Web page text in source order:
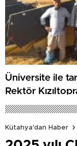
Üniversite ile
Rektör
Kütahya'dan Haber